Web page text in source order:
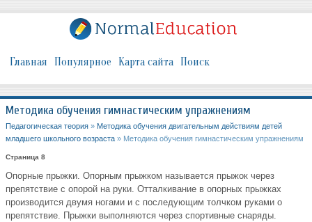
Главная Популярное Карта сайта Поиск
Методика обучения гимнастическим упражнениям
Педагогическая теория » Методика обучения двигательным действиям детей
младшего школьного возраста » Методика обучения гимнастическим упражнениям
Страница 8
Опорные прыжки. Опорным прыжком называется прыжок через
препятствие с опорой на руки. Отталкивание в опорных прыжках
производится двумя ногами и с последующим толчком руками о
препятствие. Прыжки выполняются через спортивные снаряды.